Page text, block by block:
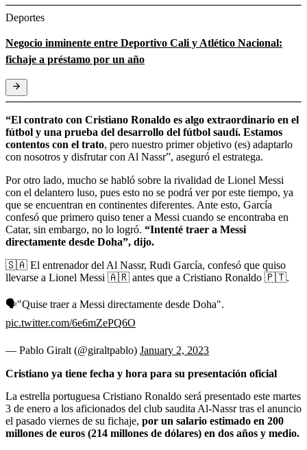
Deportes
Negocio inminente entre Deportivo Cali y Atlético Nacional:
fichaje a préstamo por un año
“El contrato con Cristiano Ronaldo es algo extraordinario en el
fútbol y una prueba del desarrollo del fútbol saudí. Estamos
contentos con el trato, pero nuestro primer objetivo (es) adaptarlo
con nosotros y disfrutar con Al Nassr”, aseguró el estratega.
Por otro lado, mucho se habló sobre la rivalidad de Lionel Messi
con el delantero luso, pues esto no se podrá ver por este tiempo, ya
que se encuentran en continentes diferentes. Ante esto, García
confesó que primero quiso tener a Messi cuando se encontraba en
Catar, sin embargo, no lo logró. “Intenté traer a Messi
directamente desde Doha”, dijo.
🇸🇦 El entrenador del Al Nassr, Rudi García, confesó que quiso
llevarse a Lionel Messi 🇦🇷 antes que a Cristiano Ronaldo 🇵🇹.
🗣"Quise traer a Messi directamente desde Doha".
pic.twitter.com/6e6mZePQ6O
— Pablo Giralt (@giraltpablo) January 2, 2023
Cristiano ya tiene fecha y hora para su presentación oficial
La estrella portuguesa Cristiano Ronaldo será presentado este martes
3 de enero a los aficionados del club saudita Al-Nassr tras el anuncio
el pasado viernes de su fichaje, por un salario estimado en 200
millones de euros (214 millones de dólares) en dos años y medio.